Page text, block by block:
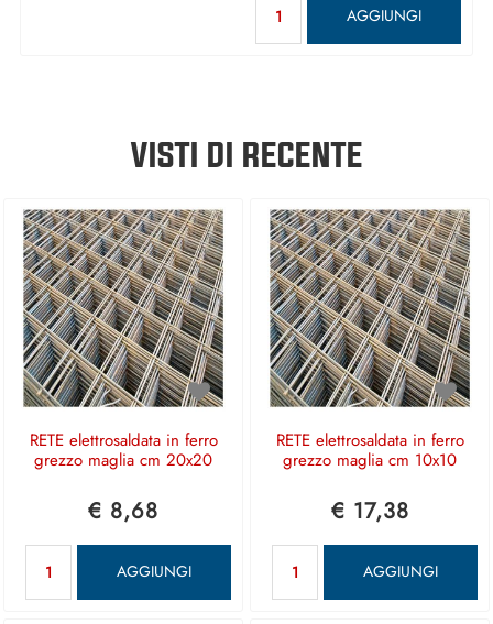
AGGIUNGI
VISTI DI RECENTE
RETE elettrosaldata in ferro
grezzo maglia cm 20x20
€ 8,68
AGGIUNGI
RETE elettrosaldata in ferro
grezzo maglia cm 10x10
€ 17,38
AGGIUNGI